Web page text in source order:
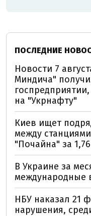
ПОСЛЕДНИЕ
Новости 7
Миндича"
на "Укрнафту"
Киев ищет
между
"Почайна" за
В Украине за
международные
НБУ наказал 21
нарушения,